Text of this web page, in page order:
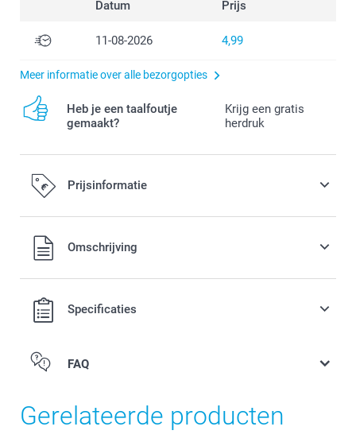
Datum Prijs
11-08-2026 4,99
Meer informatie over alle bezorgopties
Heb je een taalfoutje
gemaakt?
Krijg een gratis
herdruk
Prijsinformatie
Alle prijzen zijn in EURO (€) inclusief BTW en exclusief
verzendkosten.Omschrijving
Specificaties
FAQ
Gerelateerde producten